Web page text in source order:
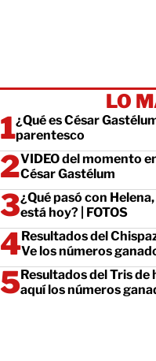
LO
¿Qué es César
parentesco
VIDEO del momento
César Gastélum
¿Qué pasó con
está hoy? | FOTOS
Resultados del
Ve los números
Resultados del Tris
aquí los números